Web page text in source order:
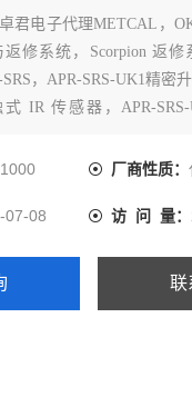
卓君电子代理METCAL，
修系统，Scorpion 返修
SRS，APR-SRS-UK1精密
式 IR 传感器，APR-
，pnZ-80 真空吸取型吸嘴
厂商性质：
07-08 访 问 量：
联